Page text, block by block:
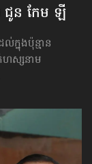
ជូន កែម ឡី
នុងប៉ុន្មាន
ហស្សនាម​